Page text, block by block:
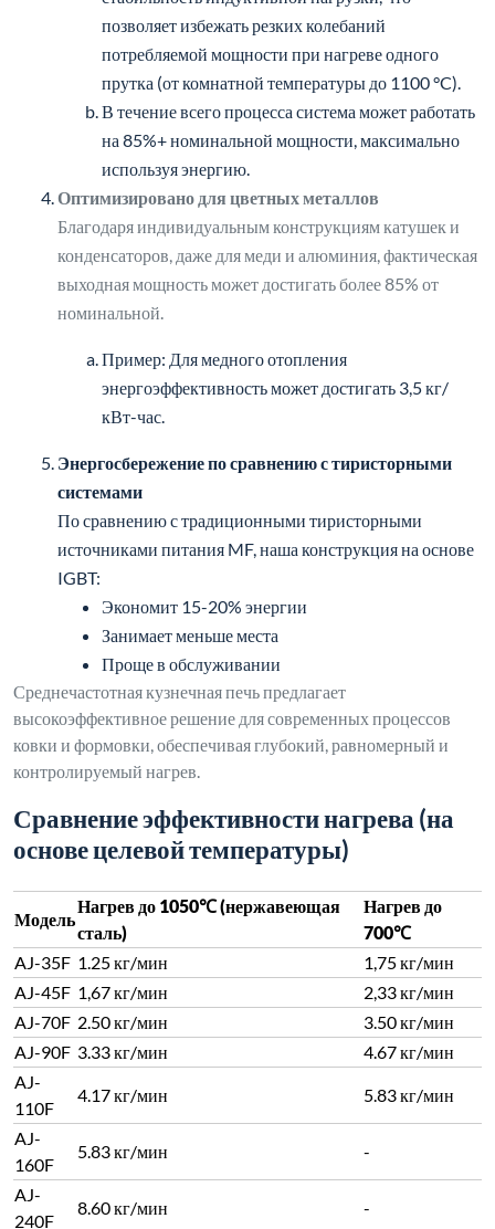
Энергосбережение по сравнению с тиристорными
системами
По сравнению с традиционными тиристорными
источниками питания MF, наша конструкция на основе
Экономит 15-20% энергии
Занимает меньше места
Проще в обслуживании
Среднечастотная кузнечная печь предлагает
высокоэффективное решение для современных процессов
контролируемый нагрев.
Сравнение эффективности нагрева (на
основе целевой температуры)
Модель
Нагрев до 1050℃ (нержавеющая
сталь)
700℃
AJ-35F 1.25 кг/мин
1,75 кг/мин
AJ-45F 1,67 кг/мин
2.50 кг/мин
3.33 кг/мин
110F
4.17 кг/мин
AJ-
160F
5.83 кг/мин
AJ-
AJ-
300F
11.25 кг/мин
AJ-
500F
17.90 кг/мин -
Свяжитесь с нами сегодня